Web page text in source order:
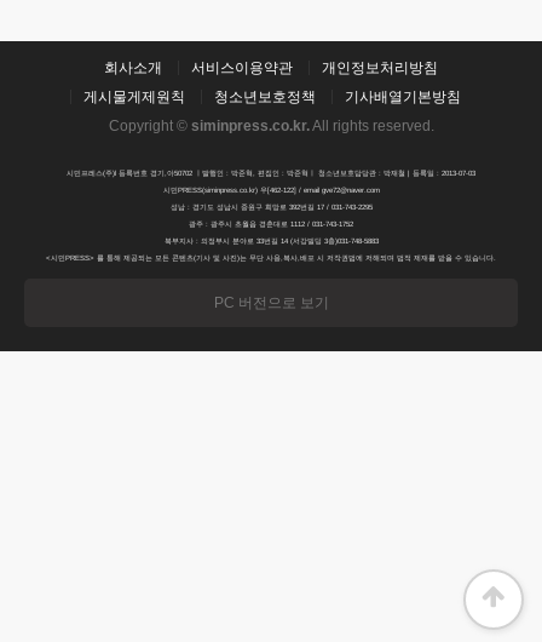
회사소개 서비스이용약관
개인정보처리방침
게시물게제원칙
청소년보호정책
기사배열기본방침
Copyright © siminpress.co.kr.All rights reserved.
시민프레스(주)l 등록번호 경기,아50702 ㅣ발행인 : 박준혁, 편집인 : 박준혁ㅣ 청소년보호담당관 : 박재철 | 등록일 : 2013-07-03
시민PRESS(siminpress.co.kr) 우[462-122] / email gve72@naver.com
성남 : 경기도 성남시 중원구 희망로 392번길 17 / 031-743-2295
광주 : 광주시 초월읍 경춘대로 1112 / 031-743-1752
북부지사 : 의정부시 분야로 33번길 14 (서강빌딩 3층)031-748-5883
<시민PRESS> 를 통해 제공되는 모든 콘텐츠(기사 및 사진)는 무단 사용,복사,배포 시 저작권법에 저해되며 법적 제재를 받을 수 있습니다.
PC 버전으로 보기